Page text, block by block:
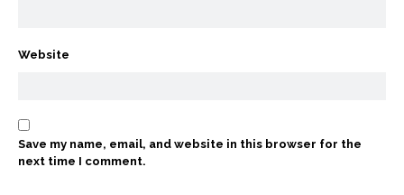
Website
Save my name, email, and website in this browser for the
next time I comment.